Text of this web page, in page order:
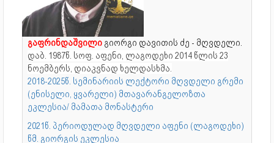
გაფრინდაშვილი გიორგი დავითის ძე - მღვდელი.
დაბ. 1987წ. სოფ. აფენი, ლაგოდეხი 2014 წლის 23
ნოემბერს, დიაკვნად ხელდასხმა.
2018-2025წ. სემინარიის ლექტორი მღვდელი გრემი
(ენისელი, ყვარელი) მთავარანგელოზთა
ეკლესია/ მამათა მონასტერი
2021წ. პერიოდულად მღვდელი აფენი (ლაგოდეხი)
წმ. გიორგის ეკლესია